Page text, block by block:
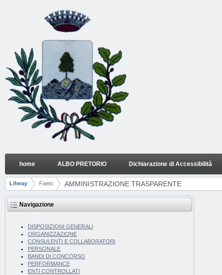
AMMINISTRAZIONE TRASPARENTE
Navigazione
home ALBO PRETORIO Dichiarazione di Accessibilità
Breadcrumb
Liferay Faeto AMMINISTRAZIONE TRASPARENTE
Navigazione
DISPOSIZIONI GENERALI
ORGANIZZAZIONE
CONSULENTI E COLLABORATORI
PERSONALE
BANDI DI CONCORSO
PERFORMANCE
ENTI CONTROLLATI